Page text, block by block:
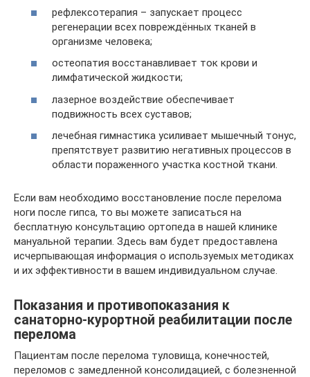
рефлексотерапия – запускает процесс
регенерации всех повреждённых тканей в
организме человека;
остеопатия восстанавливает ток крови и
лимфатической жидкости;
лазерное воздействие обеспечивает
подвижность всех суставов;
лечебная гимнастика усиливает мышечный тонус,
препятствует развитию негативных процессов в
области пораженного участка костной ткани.
Если вам необходимо восстановление после перелома
ноги после гипса, то вы можете записаться на
бесплатную консультацию ортопеда в нашей клинике
мануальной терапии. Здесь вам будет предоставлена
исчерпывающая информация о используемых методиках
и их эффективности в вашем индивидуальном случае.
Показания и противопоказания к
санаторно-курортной реабилитации после
перелома
Пациентам после перелома туловища, конечностей,
переломов с замедленной консолидацией, с болезненной